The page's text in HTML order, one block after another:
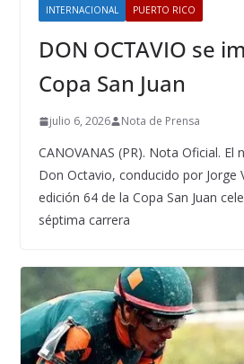
INTERNACIONAL PUERTO RICO
DON OCTAVIO se
Copa San Juan
julio 6, 2026 Nota de Prensa
CANOVANAS (PR). Nota Oficial. El
Don Octavio, conducido por Jorge
edición 64 de la Copa San Juan
séptima carrera